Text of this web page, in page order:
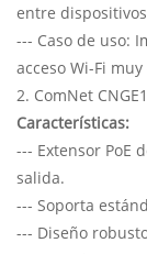
entre
--- Caso de uso:
acceso Wi-Fi muy
2. ComNet
Características:
--- Extensor PoE
salida.
--- Soporta
--- Diseño